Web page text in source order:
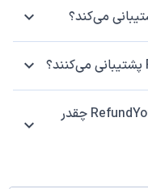
عرضه‌ی کل و عرضه‌ی در گردش RefundYourSOL چقدر